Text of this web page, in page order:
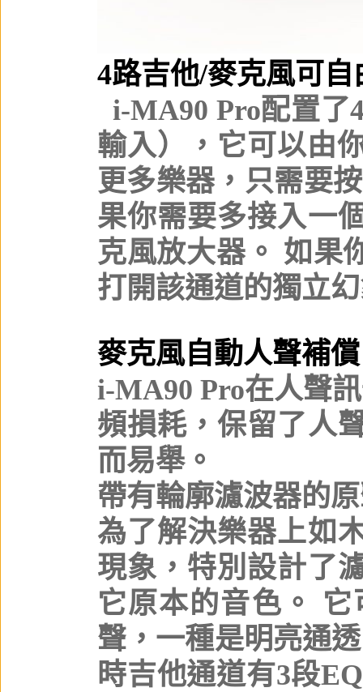
4路吉他/麥克風可
i-MA90 Pro配置了
輸入），它可以由
更多樂器，只需要
果你需要多接入一
克風放大器。 如果
打開該通道的獨立
麥克風自動人聲補償
i-MA90 Pro在人聲
頻損耗，保留了人
而易舉。
帶有輪廓濾波器的
為了解決樂器上如
現象，特別設計了
它原本的音色。
聲，一種是明亮通
時吉他通道有3段